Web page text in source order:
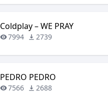
Coldplay – WE PRAY
7994 2739
PEDRO PEDRO
7566 2688